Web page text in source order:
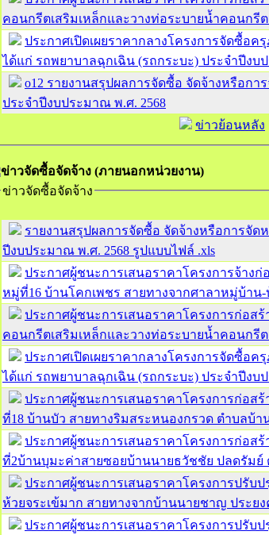
คอนกรีตเสริมเหล็กและวางท่อระบายน้ำคอนกรี
ประกาศเปิดเผยราคากลางโครงการจัดซื้อ
ได้แก่ รถพยาบาลฉุกเฉิน (รถกระบะ) ประจำปีงบ
o12 รายงานสรุปผลการจัดซื้อ จัดจ้างหรือก
ประจำปีงบประมาณ พ.ศ. 2568
ข่าวย้อนหลัง
ข่าวจัดซื้อจัดจ้าง (ภายนอกหน่วยงาน)
ข่าวจัดซื้อจัดจ้าง
รายงานสรุปผลการจัดซื้อ จัดจ้างหรือการจัด
ปีงบประมาณ พ.ศ. 2568 รูปแบบไฟล์ .xls
ประกาศผู้ชนะการเสนอราคาโครงการจ้าง
หมู่ที่16 บ้านโคกเพชร สายทางจากศาลาหมู่บ้าน
ประกาศผู้ชนะการเสนอราคาโครงการก่อสร้
คอนกรีตเสริมเหล็กและวางท่อระบายน้ำคอนกรี
ประกาศเปิดเผยราคากลางโครงการจัดซื้อ
ได้แก่ รถพยาบาลฉุกเฉิน (รถกระบะ) ประจำปีงบ
ประกาศผู้ชนะการเสนอราคาโครงการก่อส
ที่18 บ้านบัว สายทางริมสระหนองกรวด ตำบลบ้า
ประกาศผู้ชนะการเสนอราคาโครงการก่อส
ที่2บ้านบุมะค่าสายซอยบ้านนายธวัชชัย ปลดรัมย์
ประกาศผู้ชนะการเสนอราคาโครงการปรับ
ห้วยจระเข้มาก สายทางจากบ้านนายชาญ ประย
ประกาศผู้ชนะการเสนอราคาโครงการปรับ